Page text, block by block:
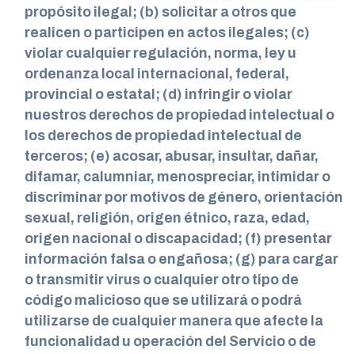
propósito ilegal; (b) solicitar a otros que
realicen o participen en actos ilegales; (c)
violar cualquier regulación, norma, ley u
ordenanza local internacional, federal,
provincial o estatal; (d) infringir o violar
nuestros derechos de propiedad intelectual o
los derechos de propiedad intelectual de
terceros; (e) acosar, abusar, insultar, dañar,
difamar, calumniar, menospreciar, intimidar o
discriminar por motivos de género, orientación
sexual, religión, origen étnico, raza, edad,
origen nacional o discapacidad; (f) presentar
información falsa o engañosa; (g) para cargar
o transmitir virus o cualquier otro tipo de
código malicioso que se utilizará o podrá
utilizarse de cualquier manera que afecte la
funcionalidad u operación del Servicio o de